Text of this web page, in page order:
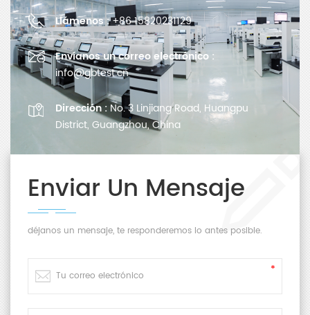
Llámenos :+86 15820231129
Envíanos un correo electrónico :
info@gbtest.cn
Dirección : No. 3 Linjiang Road, Huangpu
District, Guangzhou, China
Enviar Un Mensaje
déjanos un mensaje, te responderemos lo antes posible.